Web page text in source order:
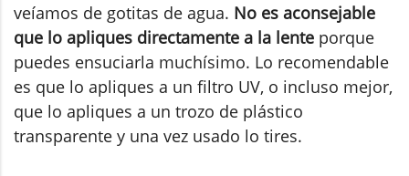
veíamos de gotitas de agua. No es aconsejable
que lo apliques directamente a la lente porque
puedes ensuciarla muchísimo. Lo recomendable
es que lo apliques a un filtro UV, o incluso mejor,
que lo apliques a un trozo de plástico
transparente y una vez usado lo tires.